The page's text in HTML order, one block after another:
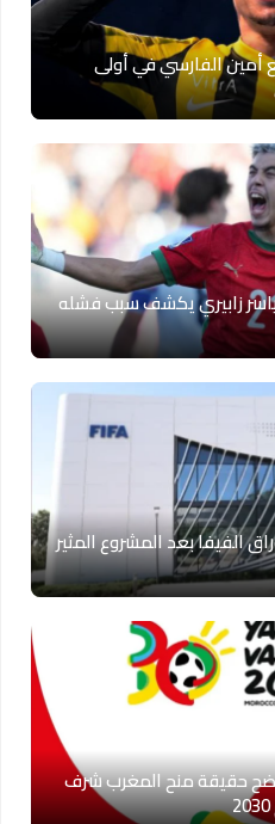
أمين الفارسي في أولى
ياسر زابيري يكشف سبب فشله
الفيفا بعد المشروع المثير
حقيقة منح المغرب شرف